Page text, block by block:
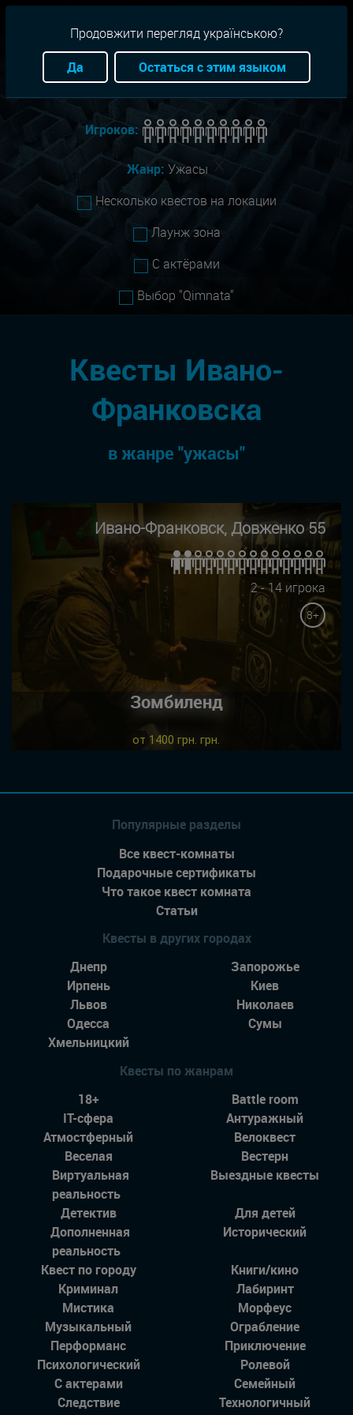
Город: Ивано-Франковск
Игроков:
Жанр: Ужасы
Несколько квестов на локации
Лаунж зона
С актёрами
Выбор "Qimnata"
Квесты Ивано-
Франковска
в жанре "ужасы"
Ивано-Франковск, Довженко 55
2 - 14 игрока
8+
Зомбиленд
от 1400 грн. грн.
Продовжити перегляд українською?
Да
Остаться с этим языком
Популярные разделы
Все квест-комнаты
Подарочные сертификаты
Что такое квест комната
Статьи
Квесты в других городах
Днепр
Запорожье
Ирпень
Киев
Львов
Николаев
Одесса
Сумы
Хмельницкий
Квесты по жанрам
18+
Battle room
IT-сфера
Антуражный
Атмостферный
Велоквест
Веселая
Вестерн
Виртуальная
реальность
Выездные квесты
Детектив
Для детей
Дополненная
реальность
Исторический
Квест по городу
Книги/кино
Криминал
Лабиринт
Мистика
Морфеус
Музыкальный
Ограбление
Перформанс
Приключение
Психологический
Ролевой
С актерами
Семейный
Следствие
Технологичный